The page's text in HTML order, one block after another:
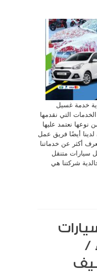
خدمة غسيل
التي نقدمها
نوعها نعتمد عليها
لدينا أيضًا فريق عمل
أكثر عن خدماتنا
سيارات متنقل
شركتنا هي
/
تنظيف